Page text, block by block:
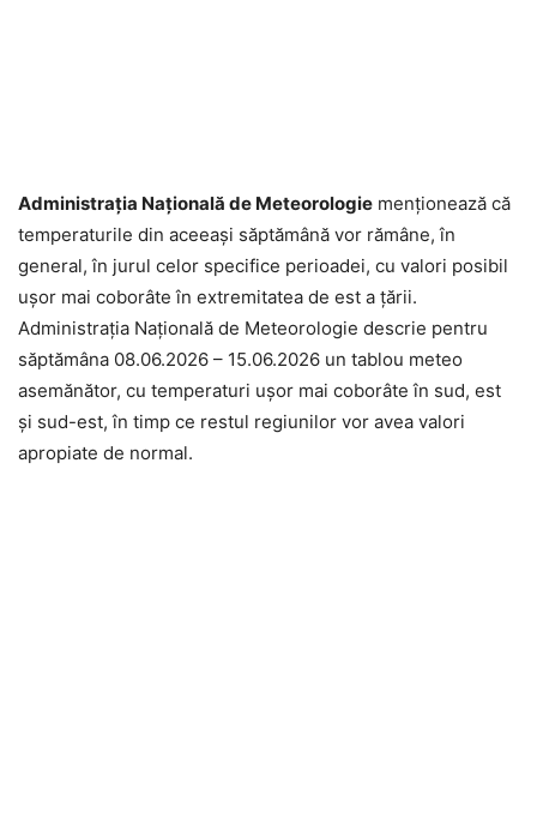
Administrația Națională de Meteorologie menționează că
temperaturile din aceeași săptămână vor rămâne, în
general, în jurul celor specifice perioadei, cu valori posibil
ușor mai coborâte în extremitatea de est a țării.
Administrația Națională de Meteorologie descrie pentru
săptămâna 08.06.2026 – 15.06.2026 un tablou meteo
asemănător, cu temperaturi ușor mai coborâte în sud, est
și sud-est, în timp ce restul regiunilor vor avea valori
apropiate de normal.